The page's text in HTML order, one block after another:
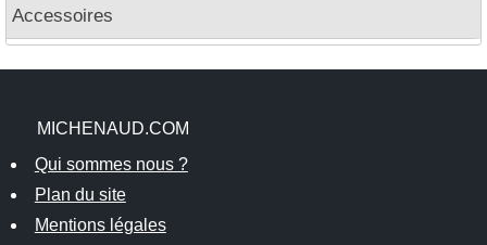
Accessoires
MICHENAUD.COM
Qui sommes nous ?
Plan du site
Mentions légales